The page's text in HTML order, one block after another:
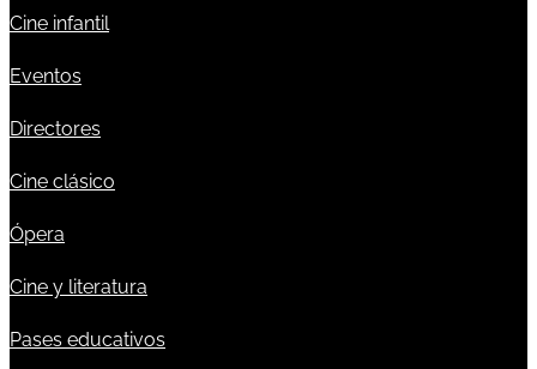
Cine infantil
Eventos
Directores
Cine clásico
Ópera
Cine y literatura
Pases educativos